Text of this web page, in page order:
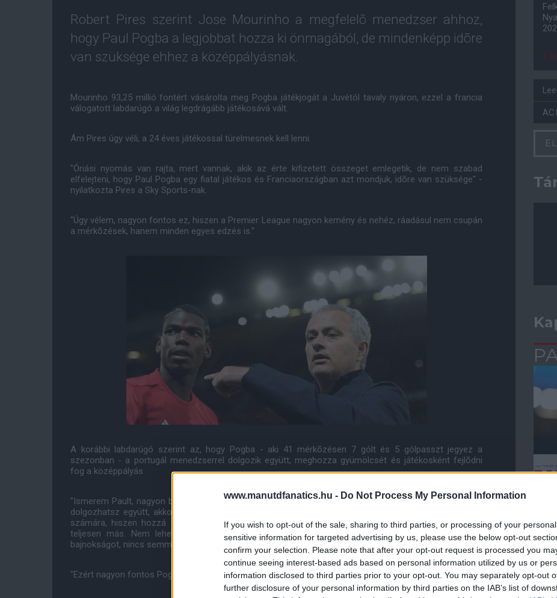
www.manutdfanatics.hu - Do Not Process My Personal Information
If you wish to opt-out of the sale, sharing to third parties, or processing of your
sensitive information for targeted advertising by us, please use the below opt-out
confirm your selection. Please note that after your opt-out request is processed you
continue seeing interest-based ads based on personal information utilized by us or
information disclosed to third parties prior to your opt-out. You may separately opt-out
further disclosure of your personal information by third parties on the IAB’s list of
Robert Pires szerint Jose Mourinho a megfelelõ menedzser ahhoz,
hogy Paul Pogba a legjobbat hozza ki önmagából, de mindenképp idõre
van szüksége ehhez a középpályásnak.
Mourinho 93,25 millió fontért vásárolta meg Pogba játékjogát a Juvétól tavaly nyáron, ezzel a francia
válogatott labdarúgó a világ legdrágább játékosává vált.
Ám Pires úgy véli, a 24 éves játékossal türelmesnek kell lenni.
"Óriási nyomás van rajta, mert vannak, akik az érte kifizetett összeget emlegetik, de nem szabad
elfelejteni, hogy Paul Pogba egy fiatal játékos és Franciaországban azt mondjuk, idõre van szüksége" -
nyilatkozta Pires a Sky Sports-nak.
"Úgy vélem, nagyon fontos ez, hiszen a Premier League nagyon kemény és nehéz, ráadásul nem csupán
a mérkõzések, hanem minden egyes edzés is."
A korábbi labdarúgó szerint az, hogy Pogba - aki 41 mérkõzésen 7 gólt és 5 gólpasszt jegyez a
szezonban - a portugál menedzserrel dolgozik együtt, meghozza gyümölcsét és játékosként fejlõdni
fog a középpályás.
"Ismerem Pault, nagyon bízom benne, a Man United jó választás volt számára és ha Jose Mourinhóval
dolgozhatsz együtt, akkor sokat tanulhatsz. Az elsõ szezon nagyon nehéz, ez egy amolyan átmenet
számára, hiszen hozzá volt szokva, hogy Olaszországban a Juventus-nál focizik, így most minden
teljesen más. Nem lehet összehasonlítani a francia, az olasz, a spanyol, a német és az angol
bajnokságot, nincs semmi egyezõ bennük."
"Ezért nagyon fontos Pogba és más játékosok számára az, hogy idõt kapjanak az adaptációhoz."
1
AC